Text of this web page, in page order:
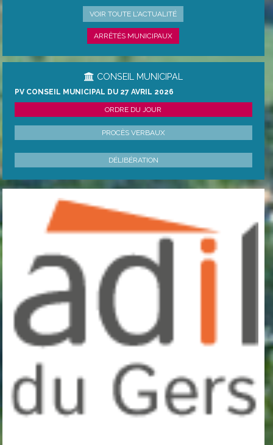
ARRÊTÉ PRÉFECTORAL DU 21/06/2026 TEMPO ...
VOIR TOUTE L'ACTUALITÉ
ARRÊTÉS MUNICIPAUX
CONSEIL MUNICIPAL
PV CONSEIL MUNICIPAL DU 27 AVRIL 2026
ORDRE DU JOUR
PROCÈS VERBAUX
DÉLIBÉRATION